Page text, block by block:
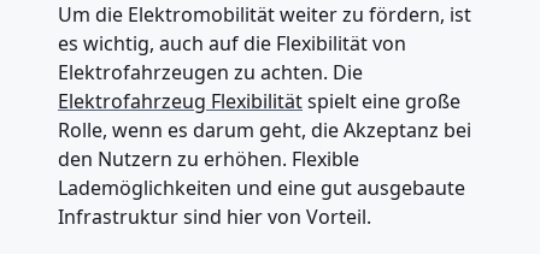
Um die Elektromobilität weiter zu fördern, ist
es wichtig, auch auf die Flexibilität von
Elektrofahrzeugen zu achten. Die
Elektrofahrzeug Flexibilitätspielt eine große
Rolle, wenn es darum geht, die Akzeptanz bei
den Nutzern zu erhöhen. Flexible
Lademöglichkeiten und eine gut ausgebaute
Infrastruktur sind hier von Vorteil.